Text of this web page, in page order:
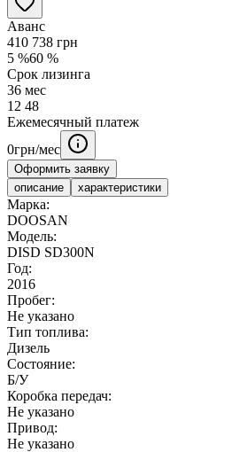
Аванс
410 738 грн
5 %60 %
Срок лизинга
36 мес
12 48
Ежемесячный платеж
0грн/мес
Оформить заявку
описание
характеристики
Марка:
DOOSAN
Модель:
DISD SD300N
Год:
2016
Пробег:
Не указано
Тип топлива:
Дизель
Состояние:
Б/У
Коробка передач:
Не указано
Привод:
Не указано